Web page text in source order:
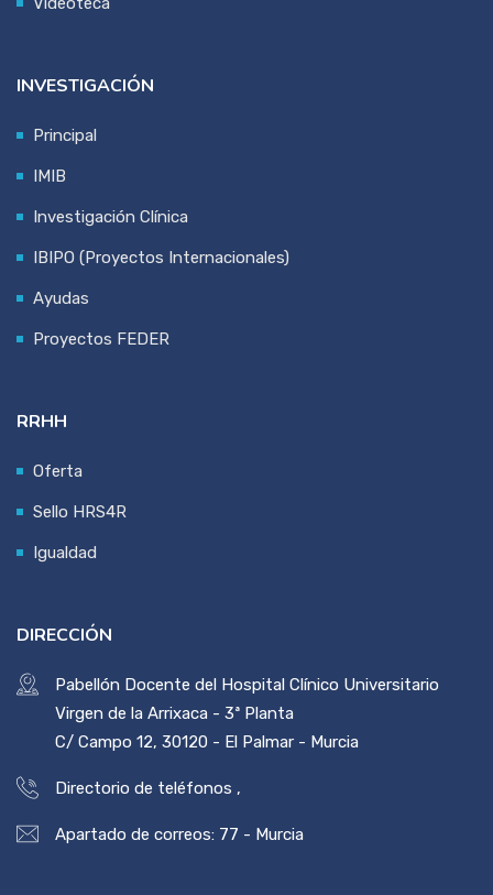
INVESTIGACIÓN
Principal
IMIB
Investigación Clínica
IBIPO (Proyectos Internacionales)
Ayudas
Proyectos FEDER
RRHH
Oferta
Sello HRS4R
Igualdad
DIRECCIÓN
Pabellón Docente del Hospital Clínico Universitario
Virgen de la Arrixaca - 3ª Planta
C/ Campo 12, 30120 - El Palmar - Murcia
Directorio de teléfonos ,
Apartado de correos: 77 - Murcia